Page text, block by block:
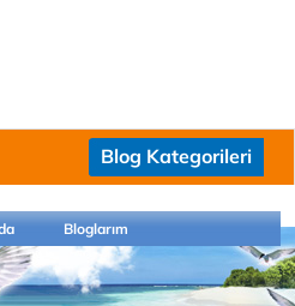
Blog Kategorileri
Bloglarım